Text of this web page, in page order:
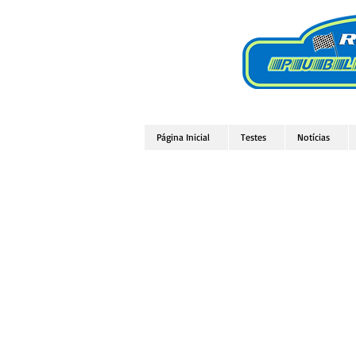
Página Inicial Testes Notícias